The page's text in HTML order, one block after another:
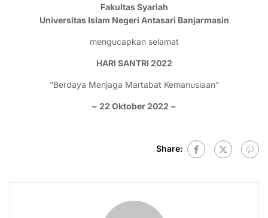
Fakultas Syariah
Universitas Islam Negeri Antasari Banjarmasin
mengucapkan selamat
HARI SANTRI 2022
”Berdaya Menjaga Martabat Kemanusiaan”
~ 22 Oktober 2022 ~
Share: